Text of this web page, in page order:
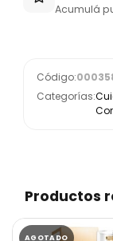
Acumulá
Código:
Categorías:
Productos
AGOTADO